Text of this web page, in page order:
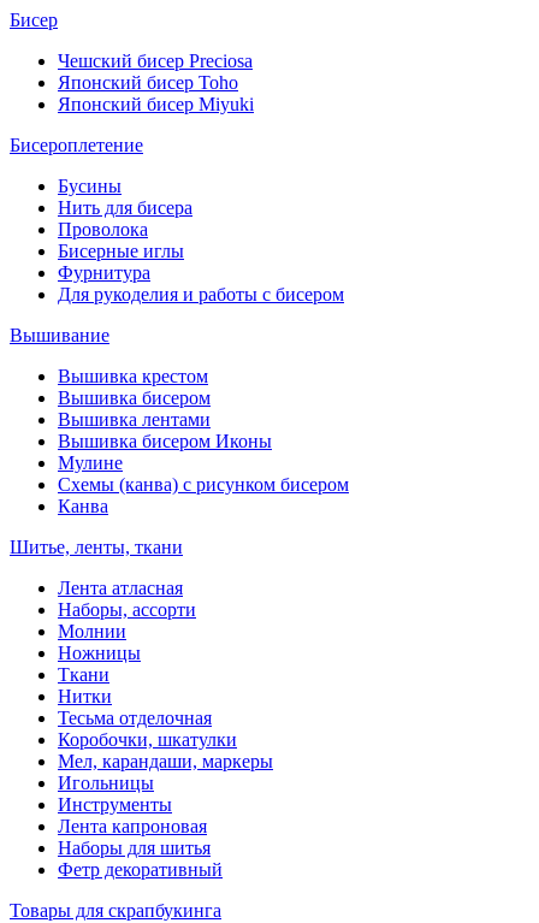
Бисер
Чешский бисер Preciosa
Японский бисер Toho
Японский бисер Miyuki
Бисероплетение
Бусины
Нить для бисера
Проволока
Бисерные иглы
Фурнитура
Для рукоделия и работы с бисером
Вышивание
Вышивка крестом
Вышивка бисером
Вышивка лентами
Вышивка бисером Иконы
Мулине
Схемы (канва) с рисунком бисером
Канва
Шитье, ленты, ткани
Лента атласная
Наборы, ассорти
Молнии
Ножницы
Ткани
Нитки
Тесьма отделочная
Коробочки, шкатулки
Мел, карандаши, маркеры
Игольницы
Инструменты
Лента капроновая
Наборы для шитья
Фетр декоративный
Товары для скрапбукинга